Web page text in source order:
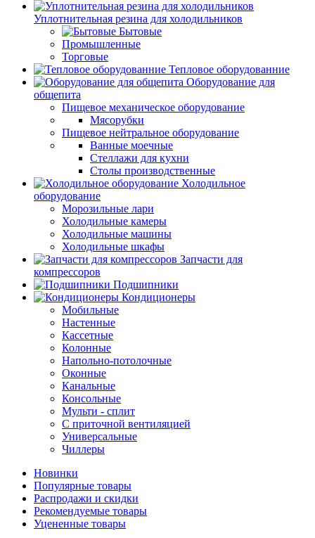
Уплотнительная резина для холодильников
Бытовые
Промышленные
Торговые
Тепловое оборудованние
Оборудование для
общепита
Пищевое механическое оборудование
Мясорубки
Пищевое нейтральное оборудование
Ванные моечные
Стеллажи для кухни
Столы производственные
Холодильное
оборудование
Морозильные лари
Холодильные камеры
Холодильные машины
Холодильные шкафы
Запчасти для
компрессоров
Подшипники
Кондиционеры
Мобильные
Настенные
Кассетные
Колонные
Напольно-потолочные
Оконные
Канальные
Консольные
Мульти - сплит
С приточной вентиляцией
Универсальные
Чиллеры
Новинки
Популярные товары
Распродажи и скидки
Рекомендуемые товары
Уцененные товары